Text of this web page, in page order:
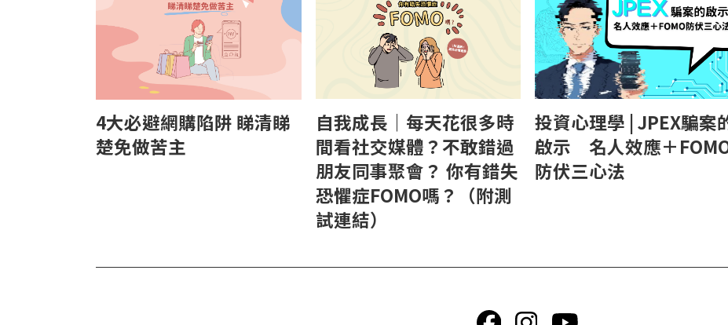
4大必避網購陷阱 睇清睇
楚免做苦主
自我成長｜每天花很多時
間看社交媒體？不敢錯過
朋友同事聚會？ 你有錯失
恐懼症FOMO嗎？（附測
試連結）
投資心理學 | JPEX騙案
啟示 名人效應＋
防伏三心法